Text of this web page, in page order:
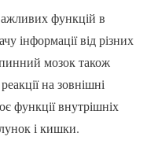
функцій в
інформації від різних
мозок також
на зовнішні
функції внутрішніх
і кишки.